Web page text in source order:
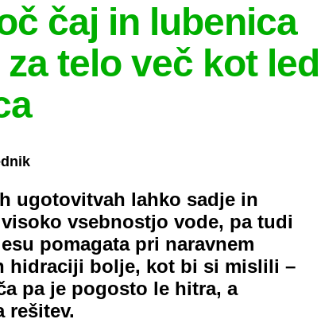
čaj in lubenica
telo več kot led
ugotovitvah lahko sadje in
vsebnostjo vode, pa tudi
pomagata pri naravnem
hidraciji bolje, kot bi si mislili –
pa je pogosto le hitra, a
rešitev.